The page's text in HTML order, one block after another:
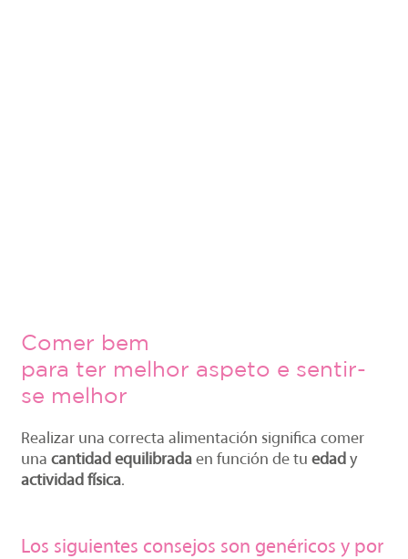
Comer bem
para ter melhor aspeto e sentir-
se melhor
Realizar una correcta alimentación significa comer
una cantidad equilibrada en función de tu edad y
actividad física.
Los siguientes consejos son genéricos y por